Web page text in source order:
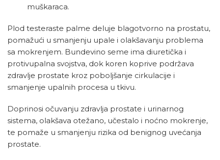
muškaraca.
Plod testeraste palme deluje blagotvorno na prostatu,
pomažući u smanjenju upale i olakšavanju problema
sa mokrenjem. Bundevino seme ima diuretička i
protivupalna svojstva, dok koren koprive podržava
zdravlje prostate kroz poboljšanje cirkulacije i
smanjenje upalnih procesa u tkivu.
Doprinosi očuvanju zdravlja prostate i urinarnog
sistema, olakšava otežano, učestalo i noćno mokrenje,
te pomaže u smanjenju rizika od benignog uvećanja
prostate.